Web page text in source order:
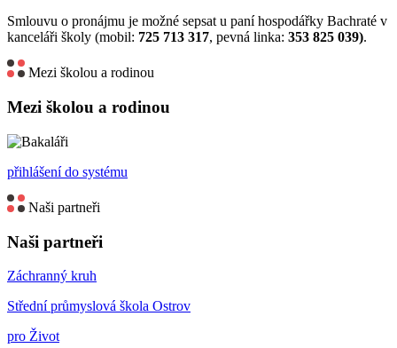
Smlouvu o pronájmu je možné sepsat u paní hospodářky Bachraté v
kanceláři školy (mobil: 725 713 317, pevná linka: 353 825 039).
Mezi školou a rodinou
Mezi školou a rodinou
přihlášení do systému
Naši partneři
Naši partneři
Záchranný kruh
Střední průmyslová škola Ostrov
pro Život